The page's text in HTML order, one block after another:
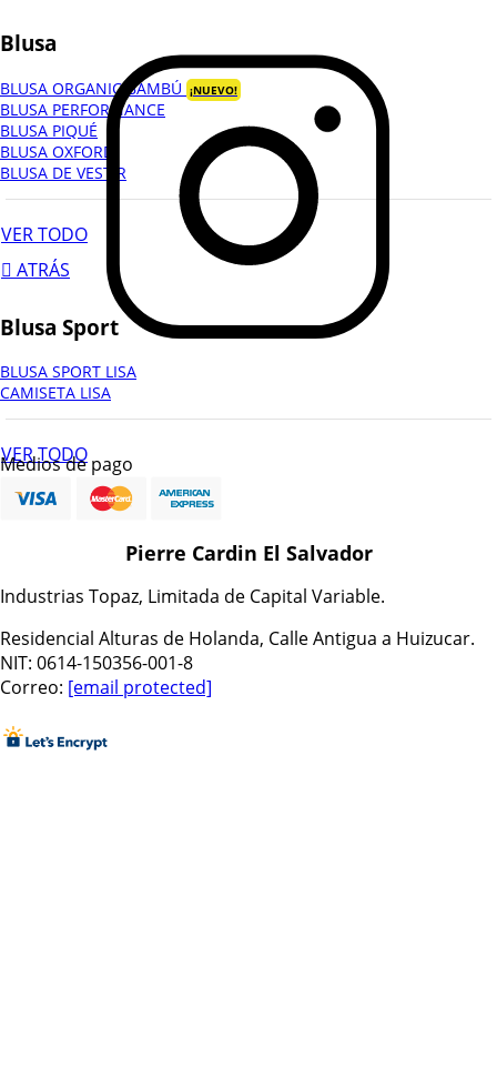
Blusa
BLUSA ORGANIC BAMBÚ ¡NUEVO!
BLUSA PERFORMANCE
BLUSA PIQUÉ
BLUSA OXFORD
BLUSA DE VESTIR
VER TODO
ATRÁS
Blusa Sport
BLUSA SPORT LISA
CAMISETA LISA
VER TODO
ATRÁS
Medios de pago
Pierre Cardin El Salvador
Industrias Topaz, Limitada de Capital Variable.
Residencial Alturas de Holanda, Calle Antigua a Huizucar.
NIT: 0614-150356-001-8
Correo: [email protected]